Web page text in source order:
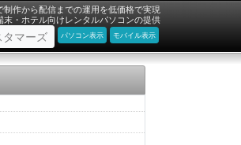
作から配信までの運用を低価格で実現
・ホテル向けレンタルパソコンの提供
タマーズ パソコン表示 モバイル表示